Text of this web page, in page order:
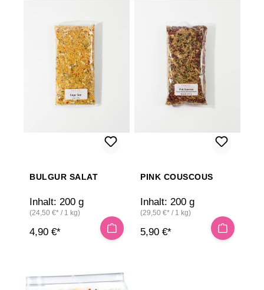
BULGUR SALAT
Inhalt: 200 g
(24,50 €* / 1 kg)
4,90 €*
PINK COUSCOUS
Inhalt: 200 g
(29,50 €* / 1 kg)
5,90 €*